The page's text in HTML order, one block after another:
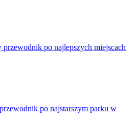
po najlepszych miejscach
po najstarszym parku w